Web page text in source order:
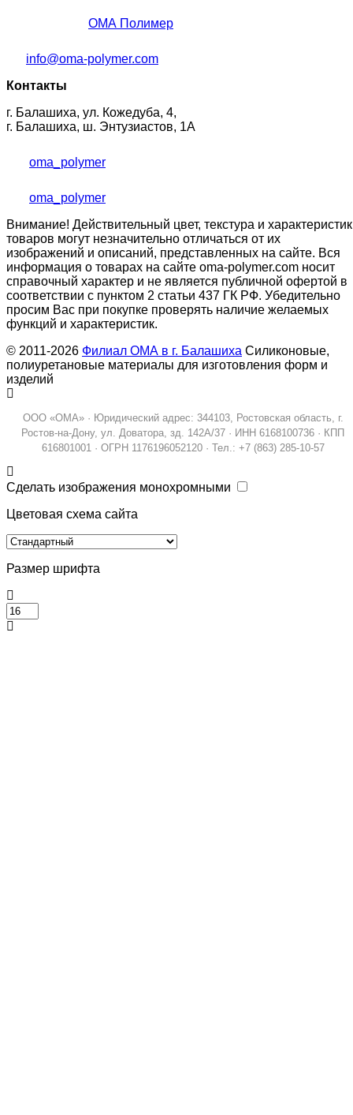
ОМА Полимер
info@oma-polymer.com
Контакты
г. Балашиха, ул. Кожедуба, 4,
г. Балашиха, ш. Энтузиастов, 1А
oma_polymer
oma_polymer
Внимание! Действительный цвет, текстура и
товаров могут незначительно отличаться от их
изображений и описаний, представленных на сайте. Вся
информация о товарах на сайте oma-polymer.com носит
справочный характер и не является публичной офертой в
соответствии с пунктом 2 статьи 437 ГК РФ. Убедительно
просим Вас при покупке проверять наличие желаемых
функций и характеристик.
© 2011-2026 Филиал ОМА в г. Балашиха Силиконовые,
полиуретановые материалы для изготовления форм и
изделий
ООО «ОМА» · Юридический адрес: 344103, Ростовская область, г.
Ростов-на-Дону, ул. Доватора, зд. 142А/37 · ИНН 6168100736 · КПП
616801001 · ОГРН 1176196052120 · Тел.: +7 (863) 285-10-57
Сделать изображения монохромными
Цветовая схема сайта
Размер шрифта